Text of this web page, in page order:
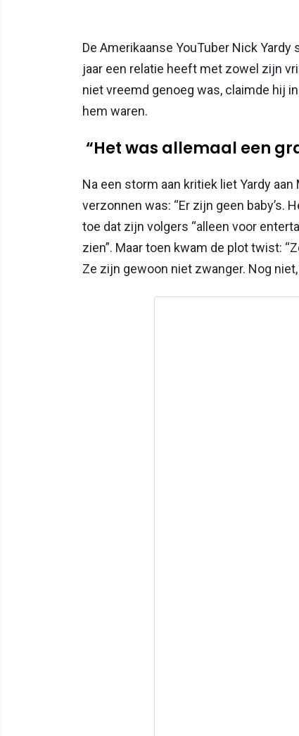
De Amerikaanse YouTuber Nick
jaar een relatie heeft met zowel zijn
niet vreemd genoeg was, claimde hij
hem waren.
“Het was allemaal een
Na een storm aan kritiek liet Yardy
verzonnen was: “Er zijn geen baby’s.
toe dat zijn volgers “alleen voor
zien”. Maar toen kwam de plot twist:
Ze zijn gewoon niet zwanger. Nog